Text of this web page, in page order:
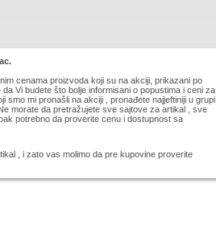
cenama proizvoda koji su na akciji, prikazani po
da Vi budete što bolje informisani o popustima i ceni za
smo mi pronašli na akciji
, pronađete najjeftiniji u grupi .
morate da pretražujete sve sajtove za artikal , sve
potrebno da proverite cenu i dostupnost sa
, i zato vas molimo da pre kupovine proverite